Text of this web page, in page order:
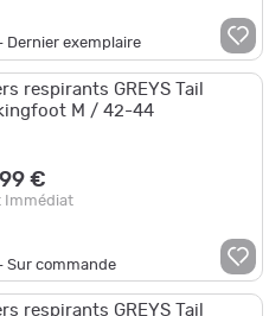
Dernier exemplaire
respirants GREYS Tail
M / 42-44
€
Immédiat
Sur commande
respirants GREYS Tail